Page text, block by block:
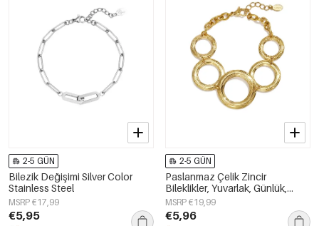
2-5 GÜN
Bilezik Değişimi Silver Color
Stainless Steel
MSRP €17,99
€5,95
2-5 GÜN
Paslanmaz Çelik Zincir
Bileklikler, Yuvarlak, Günlük,
Sade Seri, Kadın Takıları
MSRP €19,99
€5,96